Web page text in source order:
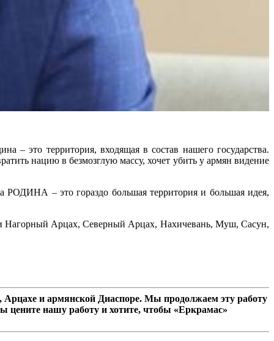
– это территория, входящая в состав нашего государства.
нацию в безмозглую массу, хочет убить у армян видение
РОДИНА – это гораздо большая территория и большая идея,
Нагорный Арцах, Северный Арцах, Нахичевань, Муш, Сасун,
и армянской Диаспоре. Мы продолжаем эту работу
цените нашу работу и хотите, чтобы «Еркрамас»